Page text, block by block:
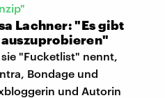
Lachner: "Es gibt
"Fucketlist" nennt,
Bondage und
und Autorin